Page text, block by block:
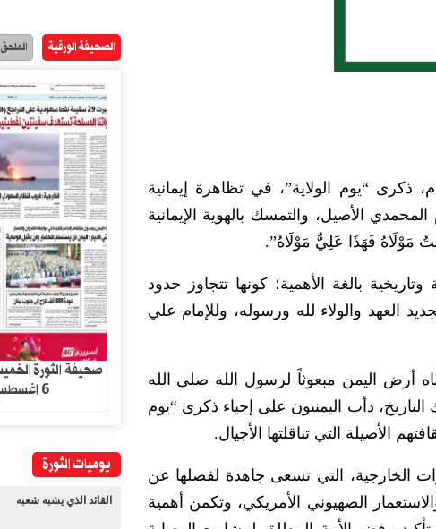
“يوم الولاية”، في تظاهرة إيمانية
الأصيل، والتمسك بالهوية الإيمانية
مَوْلَاهُ فَهَذَا عَلِيٌّ مَوْلَاهُ”.
بالغة الأهمية؛ كونها تتجاوز حدود
العهد والولاء لله ورسوله، وللإمام علي
أرض اليمن مبعوثاً لرسول الله صلى الله
دأب اليمنيون على إحياء ذكرى “يوم
الأصيلة التي تناقلتها الأجيال.
الخارجية، التي تسعى جاهدة لفصلها عن
الصهيوني الأمريكي، وتكمن أهمية
الصحيفة الورقية الملحق
6 اغسطس 2026
يوميات الثورة
القائد الذي يشبه شعبه